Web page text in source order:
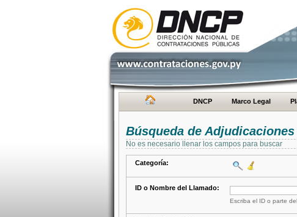
DNCP Marco Legal
Búsqueda de Adjudicaciones
No es necesario llenar los campos para buscar
Categoría:
ID o Nombre del Llamado:
Escriba el ID o parte